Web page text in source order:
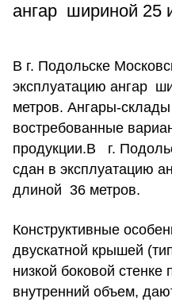
ангар шириной 25
В г. Подольске
эксплуатацию ангар
метров. Ангары-
востребованные
продукции.В г.
сдан в эксплуатацию
длиной 36 метров.
Конструктивные
двускатной крышей
низкой боковой стенке
внутренний объем,